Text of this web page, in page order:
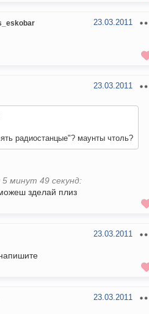
23.03.2011
23.03.2011
радиостанцые"? маунты чтоль?
минут 49 секунд:
зделай плиз
23.03.2011
23.03.2011